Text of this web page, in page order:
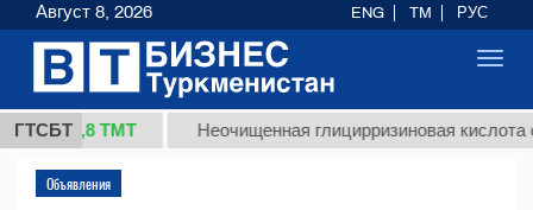
ГТСБТ
37,8 ТМТ Неочищенная глицирризиновая кислота
Объявления
Август 8, 2026 ENG TM РУС